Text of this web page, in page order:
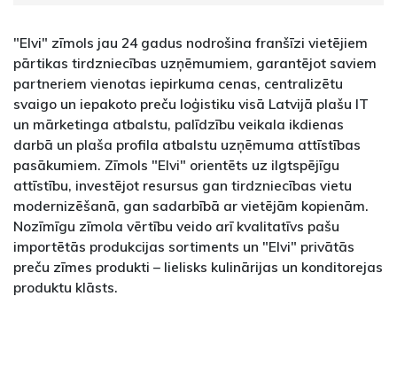
"Elvi" zīmols jau 24 gadus nodrošina franšīzi vietējiem
pārtikas tirdzniecības uzņēmumiem, garantējot saviem
partneriem vienotas iepirkuma cenas, centralizētu
svaigo un iepakoto preču loģistiku visā Latvijā plašu IT
un mārketinga atbalstu, palīdzību veikala ikdienas
darbā un plaša profila atbalstu uzņēmuma attīstības
pasākumiem. Zīmols "Elvi" orientēts uz ilgtspējīgu
attīstību, investējot resursus gan tirdzniecības vietu
modernizēšanā, gan sadarbībā ar vietējām kopienām.
Nozīmīgu zīmola vērtību veido arī kvalitatīvs pašu
importētās produkcijas sortiments un "Elvi" privātās
preču zīmes produkti – lielisks kulinārijas un konditorejas
produktu klāsts.